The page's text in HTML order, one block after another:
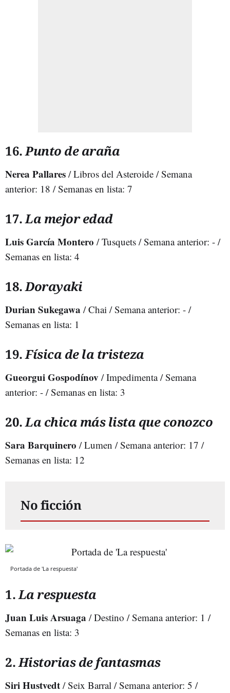
16.Punto de araña
Nerea Pallares / Libros del Asteroide / Semana
anterior: 18 / Semanas en lista: 7
17.La mejor edad
Luis García Montero / Tusquets / Semana anterior: - /
Semanas en lista: 4
18.Dorayaki
Durian Sukegawa / Chai / Semana anterior: - /
Semanas en lista: 1
19.Física de la tristeza
Gueorgui Gospodínov / Impedimenta / Semana
anterior: - / Semanas en lista: 3
20.La chica más lista que conozco
Sara Barquinero / Lumen / Semana anterior: 17 /
Semanas en lista: 12
No ficción
Portada de 'La respuesta'
1.La respuesta
Juan Luis Arsuaga / Destino / Semana anterior: 1 /
Semanas en lista: 3
2.Historias de fantasmas
Siri Hustvedt / Seix Barral / Semana anterior: 5 /